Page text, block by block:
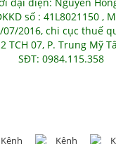
số : 41L8021150 ,
2016, chi cục thuế
TCH 07, P. Trung Mỹ
SĐT: 0984.115.358